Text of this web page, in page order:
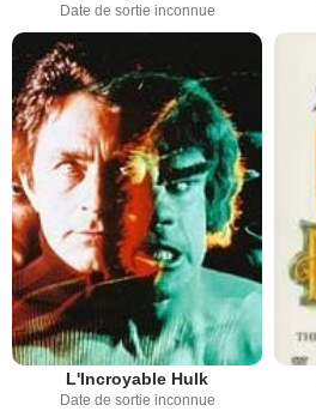
Date de sortie inconnue
L'Incroyable Hulk
Date de sortie inconnue